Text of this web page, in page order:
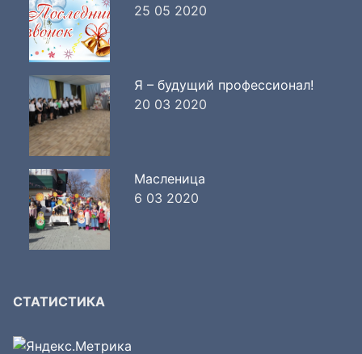
25 05 2020
Я – будущий профессионал!
20 03 2020
Масленица
6 03 2020
СТАТИСТИКА